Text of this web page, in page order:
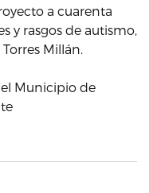
a cuarenta
y rasgos de autismo,
Millán.
Municipio de